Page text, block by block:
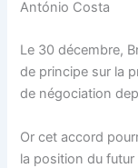
António Costa
Le 30 décembre,
de principe sur la
de négociation
Or cet accord
la position du